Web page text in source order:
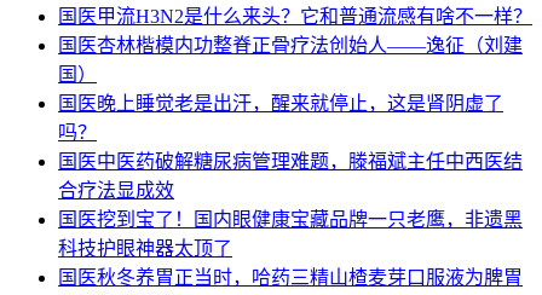
国医甲流H3N2是什么来头？它和普通流感有啥不一样？
国医杏林楷模内功整脊正骨疗法创始人——逸征（刘建
国）
国医晚上睡觉老是出汗，醒来就停止，这是肾阴虚了
吗？
国医中医药破解糖尿病管理难题，滕福斌主任中西医结
合疗法显成效
国医挖到宝了！国内眼健康宝藏品牌一只老鹰，非遗黑
科技护眼神器太顶了
国医秋冬养胃正当时，哈药三精山楂麦芽口服液为脾胃